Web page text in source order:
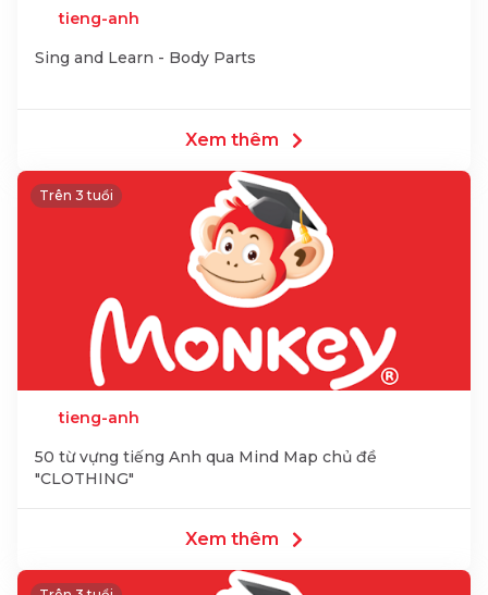
tieng-anh
Sing and Learn - Body Parts
Xem thêm
Trên 3 tuổi
tieng-anh
50 từ vựng tiếng Anh qua Mind Map chủ đề
"CLOTHING"
Xem thêm